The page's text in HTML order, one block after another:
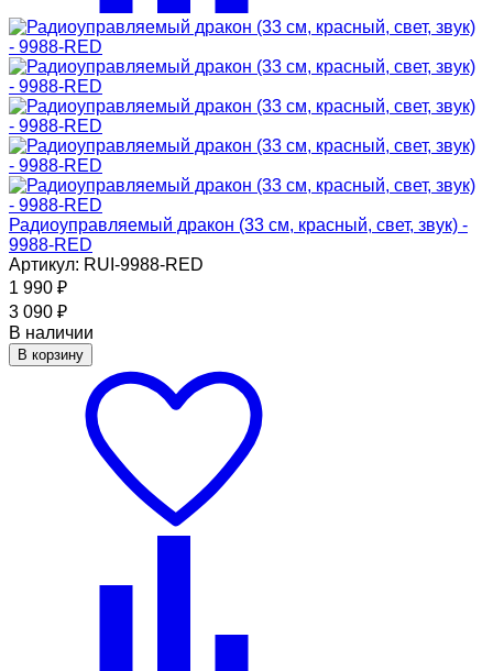
Радиоуправляемый дракон (33 см, красный, свет, звук) -
9988-RED
Артикул: RUI-9988-RED
1 990 ₽
3 090 ₽
В наличии
В корзину